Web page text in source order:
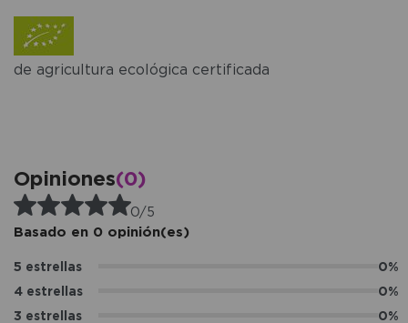
de agricultura ecológica certificada
Opiniones(0)
0/5
Basado en 0 opinión(es)
5 estrellas
0%
4 estrellas
0%
3 estrellas
0%